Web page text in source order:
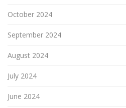
October 2024
September 2024
August 2024
July 2024
June 2024